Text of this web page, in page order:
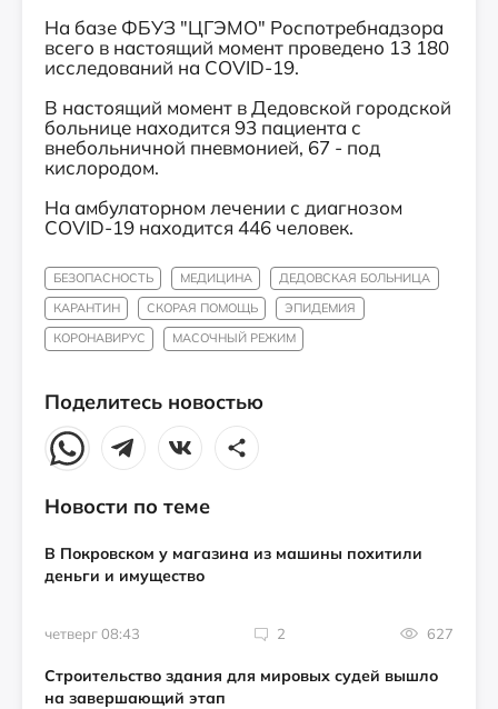
На базе ФБУЗ "ЦГЭМО" Роспотребнадзора
всего в настоящий момент проведено 13 180
исследований на COVID-19.
В настоящий момент в Дедовской городской
больнице находится 93 пациента с
внебольничной пневмонией, 67 - под
кислородом.
На амбулаторном лечении с диагнозом
COVID-19 находится 446 человек.
БЕЗОПАСНОСТЬ МЕДИЦИНА
ДЕДОВСКАЯ БОЛЬНИЦА
КАРАНТИН
СКОРАЯ ПОМОЩЬ
ЭПИДЕМИЯ
КОРОНАВИРУС
МАСОЧНЫЙ РЕЖИМ
Поделитесь новостью
Новости по теме
В Покровском у магазина из машины похитили
деньги и имущество
четверг 08:43 2 627
Строительство здания для мировых судей вышло
на завершающий этап